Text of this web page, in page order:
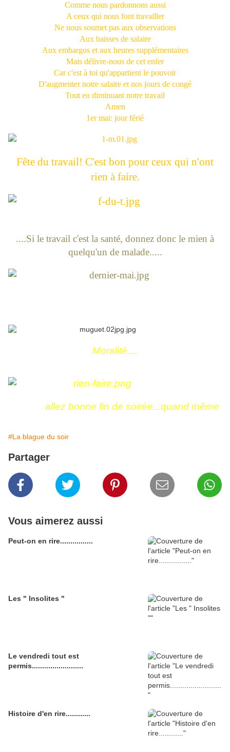
Comme nous pardonnons aussi
A ceux qui nous font travailler
Ne nous soumet pas aux observations
Aux baisses de salaire
Aux embargos et aux heures supplémentaires
Mais délivre-nous de cet enfer
Car c'est à toi qu'appartient le pouvoir
D'augmenter notre salaire et nos jours de congé
Tout en diminuant notre travail
Amen
1er mai: jour férié
Fête du travail! C'est bon pour ceux qui n'ont
rien à faire.
....Si le travail c'est la santé, donnez donc le mien à
quelqu'un de malade.....
Moralité....
allez bonne fin de soirée...quand même
#La blague du soir
Partager
Vous aimerez aussi
Peut-on en rire................
Les " Insolites "
Le vendredi tout est
permis.........................
Histoire d'en rire............